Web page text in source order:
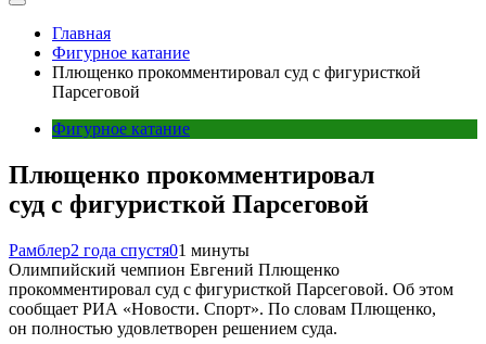
Главная
Фигурное катание
Плющенко прокомментировал суд с фигуристкой
Парсеговой
Фигурное катание
Плющенко прокомментировал
суд с фигуристкой Парсеговой
Рамблер2 года спустя01 минуты
Олимпийский чемпион Евгений Плющенко
прокомментировал суд с фигуристкой Парсеговой. Об этом
сообщает РИА «Новости. Спорт». По словам Плющенко,
он полностью удовлетворен решением суда.